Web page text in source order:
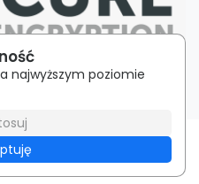
| Utworzono w
najwyższym poziomie